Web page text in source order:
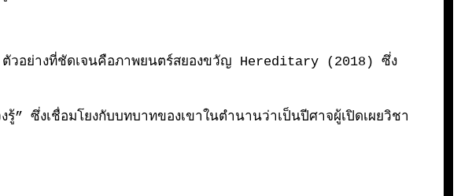
วอย่างที่ชัดเจนคือภาพยนตร์สยองขวัญ Hereditary (2018) ซึ่ง
ซึ่งเชื่อมโยงกับบทบาทของเขาในตำนานว่าเป็นปีศาจผู้เปิดเผยวิชา